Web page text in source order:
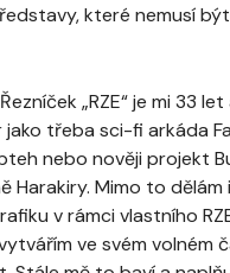
které nemusí
„RZE“ je mi 33 let
jako třeba sci-fi arkáda
nebo nověji projekt
Harakiry. Mimo to dělám
v rámci vlastního
ve svém volném